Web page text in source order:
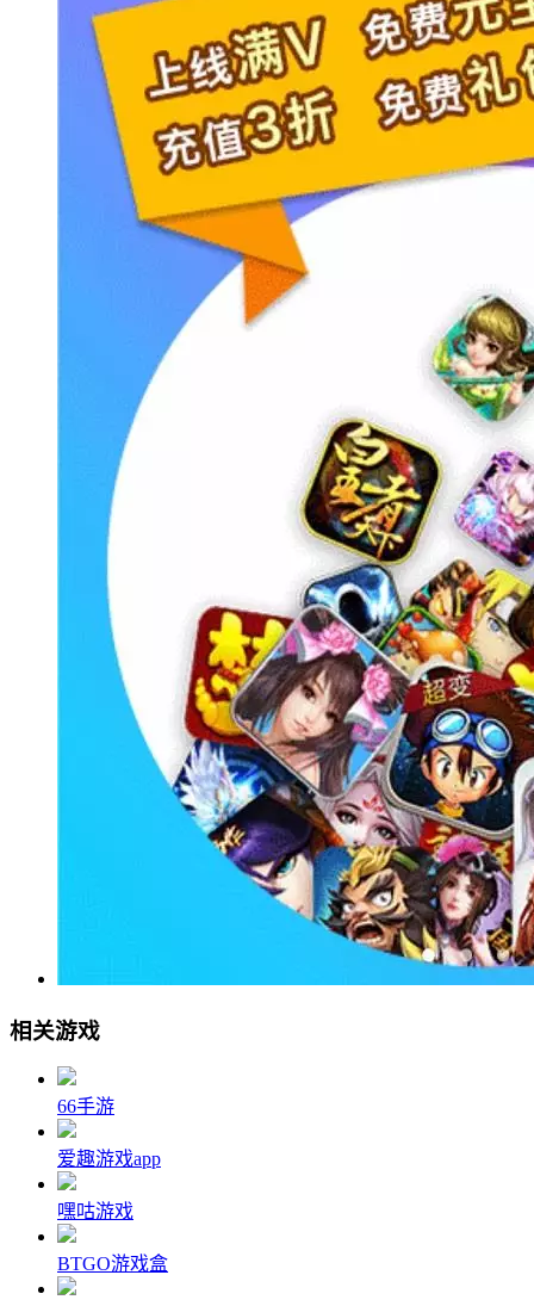
相关游戏
66手游
爱趣游戏app
嘿咕游戏
BTGO游戏盒